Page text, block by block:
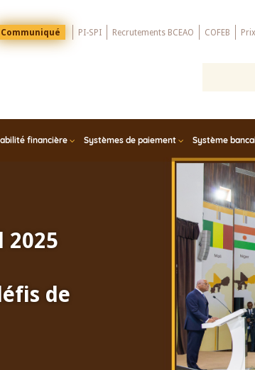
Menu
Communiqué PI-SPI Recrutements BCEAO COFEB
financière Systèmes de paiement Système
2025
de